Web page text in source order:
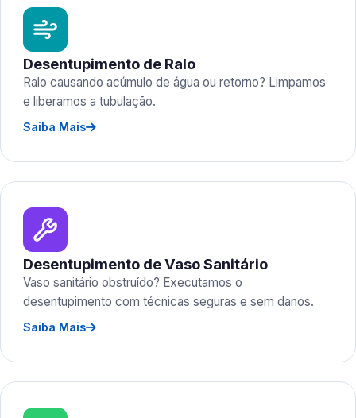
Desentupimento de Ralo
Ralo causando acúmulo de água ou retorno? Limpamos
e liberamos a tubulação.
Saiba Mais
Desentupimento de Vaso Sanitário
Vaso sanitário obstruído? Executamos o
desentupimento com técnicas seguras e sem danos.
Saiba Mais